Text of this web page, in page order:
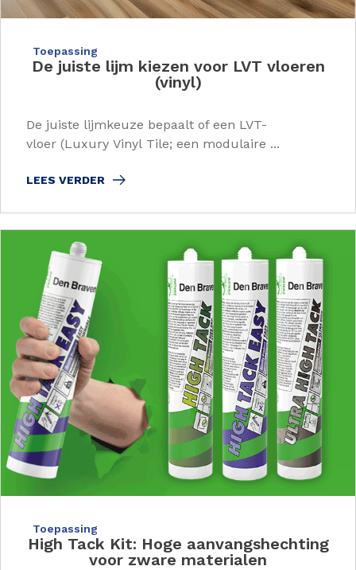
Toepassing
De juiste lijm kiezen voor LVT vloeren
(vinyl)
De juiste lijmkeuze bepaalt of een LVT-
vloer (Luxury Vinyl Tile; een modulaire ...
LEES VERDER
Toepassing
High Tack Kit: Hoge aanvangshechting
voor zware materialen